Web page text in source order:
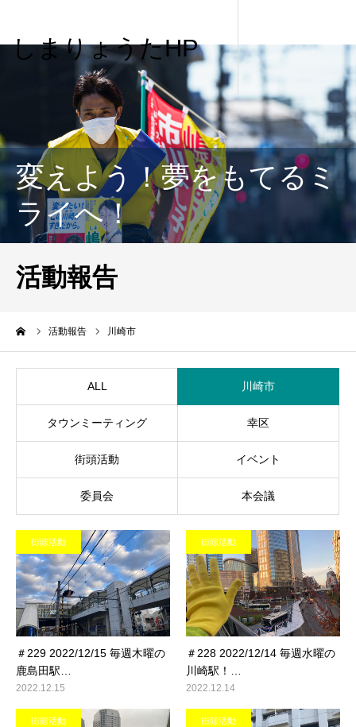
しまりょうたHP
変えよう！夢をもてるミ
ライへ！
活動報告
活動報告 川崎市
ALL 川崎市
タウンミーティング 幸区
街頭活動 イベント
委員会 本会議
街頭活動
＃229 2022/12/15 毎週木曜の
鹿島田駅…
2022.12.15
街頭活動
＃228 2022/12/14 毎週水曜の
川崎駅！…
2022.12.14
街頭活動 街頭活動